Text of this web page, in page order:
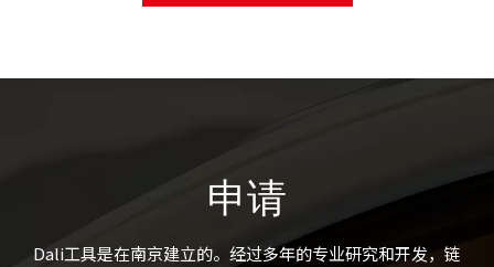
申请
Dali工具是在南京建立的。经过多年的专业研究和开发，链